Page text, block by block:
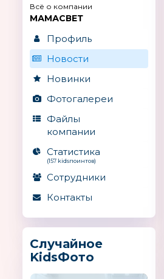
Всё о компании
МАМАСВЕТ
Профиль
Новости
Новинки
Фотогалереи
Файлы
компании
Статистика
(157 kidsпоинтов)
Сотрудники
Контакты
Случайное
KidsФото